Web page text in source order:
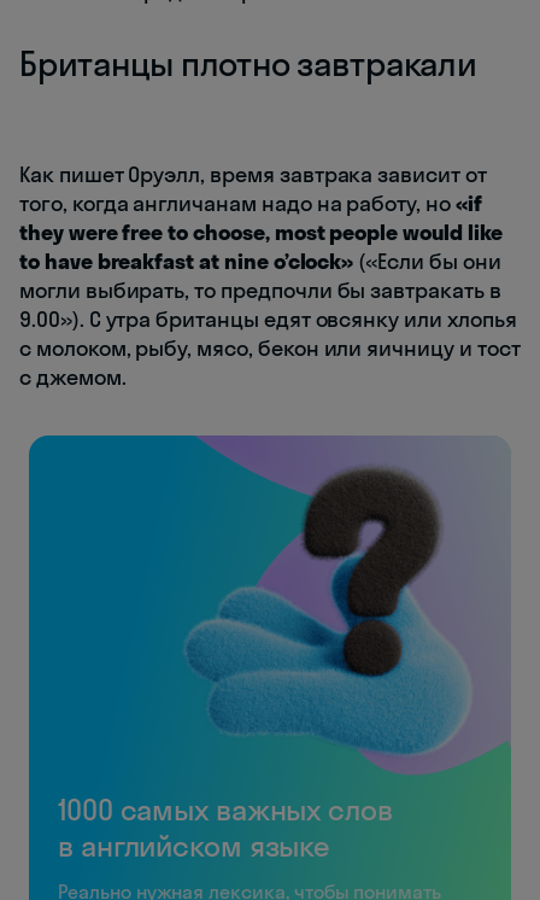
Британцы плотно завтракали
Как пишет Оруэлл, время завтрака зависит от
того, когда англичанам надо на работу, но«if
they were free to choose, most people would like
to have breakfast at nine o’clock» («Если бы они
могли выбирать, то предпочли бы завтракать в
9.00»). С утра британцы едят овсянку или хлопья
с молоком, рыбу, мясо, бекон или яичницу и тост
с джемом.
1000 самых важных слов
в английском языке
Реально нужная лексика, чтобы понимать